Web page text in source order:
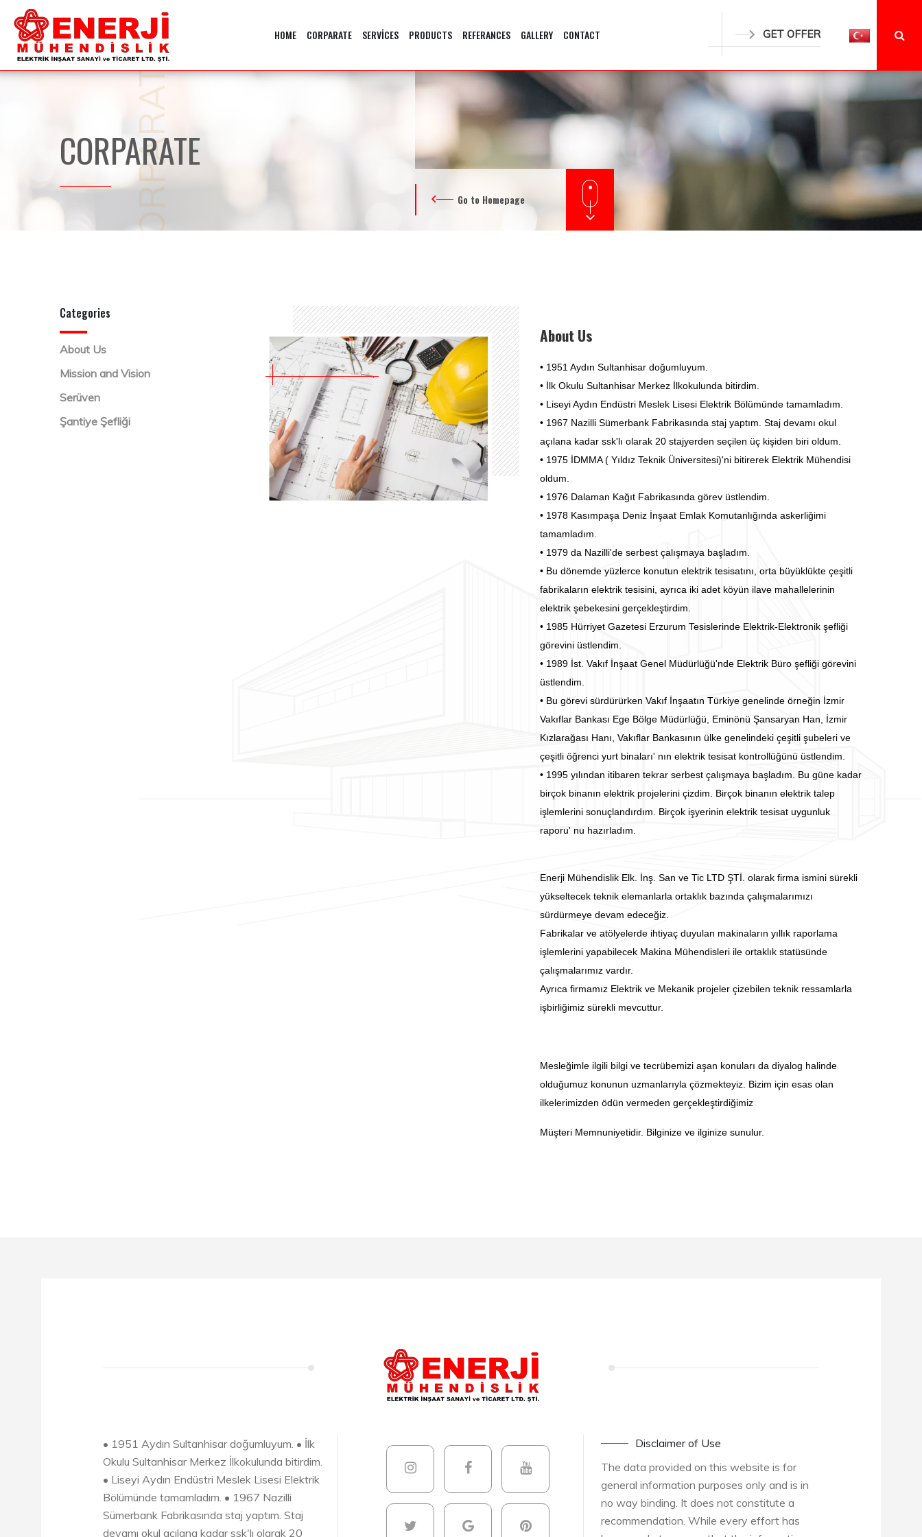
HOME CORPARATE SERVİCES PRODUCTS REFERANCES GALLERY CONTACT GET OFFER
CORPARATE
CORPARATE
Go to Homepage
Categories
About Us
Mission and Vision
Serüven
Şantiye Şefliği
About Us
• 1951 Aydın Sultanhisar doğumluyum.
• İlk Okulu Sultanhisar Merkez İlkokulunda bitirdim.
• Liseyi Aydın Endüstri Meslek Lisesi Elektrik Bölümünde tamamladım.
• 1967 Nazilli Sümerbank Fabrikasında staj yaptım. Staj devamı okul
açılana kadar ssk'lı olarak 20 stajyerden seçilen üç kişiden biri oldum.
• 1975 İDMMA ( Yıldız Teknik Üniversitesi)'ni bitirerek Elektrik Mühendisi
oldum.
• 1976 Dalaman Kağıt Fabrikasında görev üstlendim.
• 1978 Kasımpaşa Deniz İnşaat Emlak Komutanlığında askerliğimi
tamamladım.
• 1979 da Nazilli'de serbest çalışmaya başladım.
• Bu dönemde yüzlerce konutun elektrik tesisatını, orta büyüklükte çeşitli
fabrikaların elektrik tesisini, ayrıca iki adet köyün ilave mahallelerinin
elektrik şebekesini gerçekleştirdim.
• 1985 Hürriyet Gazetesi Erzurum Tesislerinde Elektrik-Elektronik şefliği
görevini üstlendim.
• 1989 İst. Vakıf İnşaat Genel Müdürlüğü'nde Elektrik Büro şefliği görevini
üstlendim.
• Bu görevi sürdürürken Vakıf İnşaatın Türkiye genelinde örneğin İzmir
Vakıflar Bankası Ege Bölge Müdürlüğü, Eminönü Şansaryan Han, İzmir
Kızlarağası Hanı, Vakıflar Bankasının ülke genelindeki çeşitli şubeleri ve
çeşitli öğrenci yurt binaları' nın elektrik tesisat kontrollüğünü üstlendim.
• 1995 yılından itibaren tekrar serbest çalışmaya başladım. Bu güne kadar
birçok binanın elektrik projelerini çizdim. Birçok binanın elektrik talep
işlemlerini sonuçlandırdım. Birçok işyerinin elektrik tesisat uygunluk
raporu' nu hazırladım.
Enerji Mühendislik Elk. İnş. San ve Tic LTD ŞTİ. olarak firma ismini sürekli
yükseltecek teknik elemanlarla ortaklık bazında çalışmalarımızı
sürdürmeye devam edeceğiz.
Fabrikalar ve atölyelerde ihtiyaç duyulan makinaların yıllık raporlama
işlemlerini yapabilecek Makina Mühendisleri ile ortaklık statüsünde
çalışmalarımız vardır.
Ayrıca firmamız Elektrik ve Mekanik projeler çizebilen teknik ressamlarla
işbirliğimiz sürekli mevcuttur.
Mesleğimle ilgili bilgi ve tecrübemizi aşan konuları da diyalog halinde
olduğumuz konunun uzmanlarıyla çözmekteyiz. Bizim için esas olan
ilkelerimizden ödün vermeden gerçekleştirdiğimiz
Müşteri Memnuniyetidir. Bilginize ve ilginize sunulur.
• 1951 Aydın Sultanhisar doğumluyum. • İlk
Okulu Sultanhisar Merkez İlkokulunda bitirdim.
• Liseyi Aydın Endüstri Meslek Lisesi Elektrik
Bölümünde tamamladım. • 1967 Nazilli
Sümerbank Fabrikasında staj yaptım. Staj
devamı okul açılana kadar ssk'lı olarak 20
Disclaimer of Use
The data provided on this website is for
general information purposes only and is in
no way binding. It does not constitute a
recommendation. While every effort has